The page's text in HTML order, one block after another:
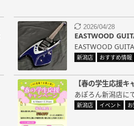
2026/04/28
EASTWOOD
EASTWOOD
新潟店 おすすめ情報
【春の学生応援キ
あぽろん新潟店に
新潟店 イベント